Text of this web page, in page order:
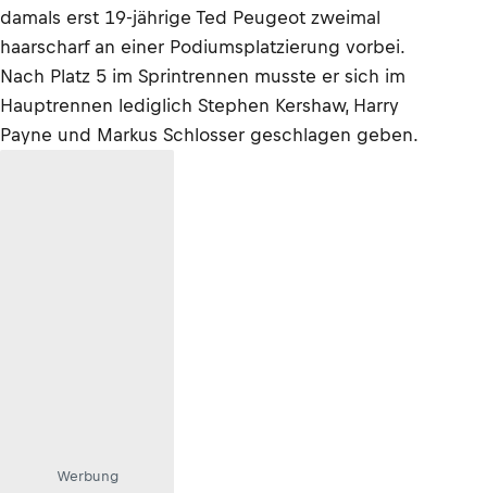
damals erst 19-jährige Ted Peugeot zweimal
haarscharf an einer Podiumsplatzierung vorbei.
Nach Platz 5 im Sprintrennen musste er sich im
Hauptrennen lediglich Stephen Kershaw, Harry
Payne und Markus Schlosser geschlagen geben.
Werbung